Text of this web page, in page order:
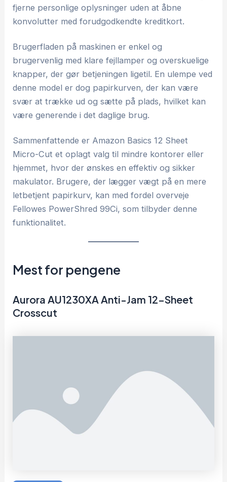
fjerne personlige oplysninger uden at åbne
konvolutter med forudgodkendte kreditkort.
Brugerfladen på maskinen er enkel og
brugervenlig med klare fejllamper og overskuelige
knapper, der gør betjeningen ligetil. En ulempe ved
denne model er dog papirkurven, der kan være
svær at trække ud og sætte på plads, hvilket kan
være generende i det daglige brug.
Sammenfattende er Amazon Basics 12 Sheet
Micro-Cut et oplagt valg til mindre kontorer eller
hjemmet, hvor der ønskes en effektiv og sikker
makulator. Brugere, der lægger vægt på en mere
letbetjent papirkurv, kan med fordel overveje
Fellowes PowerShred 99Ci, som tilbyder denne
funktionalitet.
Mest for pengene
Aurora AU1230XA Anti-Jam 12-Sheet
Crosscut